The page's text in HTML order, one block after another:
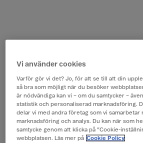
Vi använder cookies
Varför gör vi det? Jo, för att se till att din
så bra som möjligt när du besöker
är nödvändiga kan vi – om du samtycker –
statistik och personaliserad marknadsföring.
delar vi med andra företag som vi samarbetar
marknadsföring och analys. Du kan när som
samtycke genom att klicka på ”Cookie-
webbplatsen. Läs mer på Cookie Policy